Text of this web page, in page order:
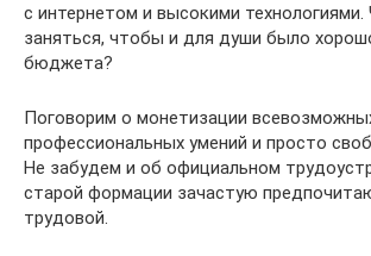
с интернетом и высокими
заняться, чтобы и для души было
бюджета?
Поговорим о монетизации
профессиональных умений и просто
Не забудем и об официальном
старой формации зачастую
трудовой.